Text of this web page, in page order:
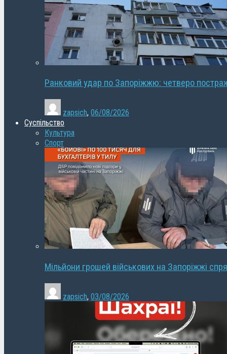
Ранковий удар по Запоріжжю: четверо
zapsich, 06/08/2026
Суспільство
Культура
Спорт
Мільйони грошей військових на Запоріжжі
zapsich, 03/08/2026